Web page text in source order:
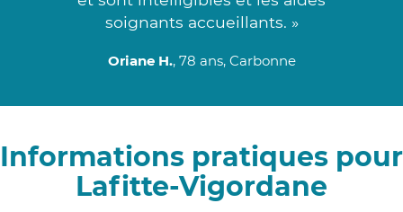
soignants accueillants. »
Oriane H., 78 ans, Carbonne
Informations pratiques pour
Lafitte-Vigordane